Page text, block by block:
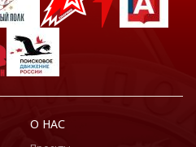
О НАС